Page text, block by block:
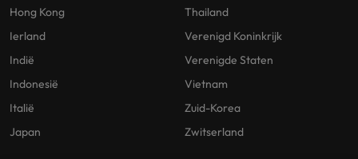
Hong Kong
Ierland
Indië
Indonesië
Italië
Japan
Thailand
Verenigd Koninkrijk
Verenigde Staten
Vietnam
Zuid-Korea
Zwitserland